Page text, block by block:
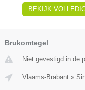
BEKIJK
Brukomtegel
Niet gevestigd in de
Vlaams-Brabant »